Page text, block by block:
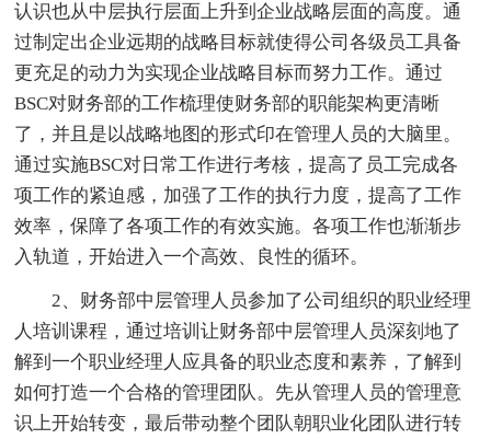
认识也从中层执行层面上升到企业战略层面的高度。通
过制定出企业远期的战略目标就使得公司各级员工具备
更充足的动力为实现企业战略目标而努力工作。通过
BSC对财务部的工作梳理使财务部的职能架构更清晰
了，并且是以战略地图的形式印在管理人员的大脑里。
通过实施BSC对日常工作进行考核，提高了员工完成各
项工作的紧迫感，加强了工作的执行力度，提高了工作
效率，保障了各项工作的有效实施。各项工作也渐渐步
入轨道，开始进入一个高效、良性的循环。
2、财务部中层管理人员参加了公司组织的职业经理
人培训课程，通过培训让财务部中层管理人员深刻地了
解到一个职业经理人应具备的职业态度和素养，了解到
如何打造一个合格的管理团队。先从管理人员的管理意
识上开始转变，最后带动整个团队朝职业化团队进行转